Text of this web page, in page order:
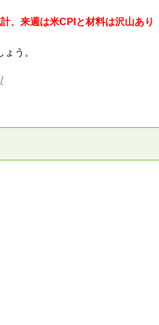
、来週は米CPIと材料は沢山あり
う。